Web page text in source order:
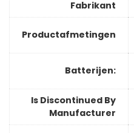
Fabrikant
Productafmetingen
Batterijen:
Is Discontinued By
Manufacturer